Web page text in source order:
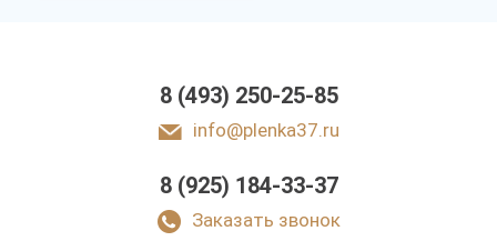
8 (493) 250-25-85
info@plenka37.ru
8 (925) 184-33-37
Заказать звонок